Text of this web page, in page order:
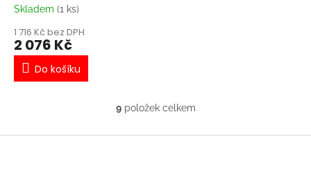
Skladem (1 ks)
1 716 Kč bez DPH
2 076 Kč
Do košíku
O
l
9položek celkem
Z